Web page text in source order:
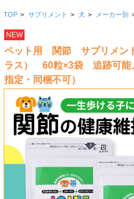
TOP > サプリメント > 犬 > メーカー別
NEW
ペット用 関節 サプリメン
ラス） 60粒×3袋 追跡可能
指定・同梱不可）